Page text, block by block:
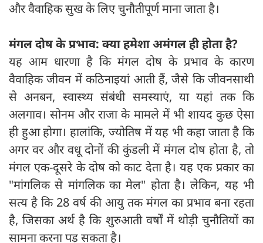
और वैवाहिक सुख के लिए चुनौतीपूर्ण माना जाता है।
मंगल दोष के प्रभाव: क्या हमेशा अमंगल ही होता है?
यह आम धारणा है कि मंगल दोष के प्रभाव के कारण
वैवाहिक जीवन में कठिनाइयां आती हैं, जैसे कि जीवनसाथी
से अनबन, स्वास्थ्य संबंधी समस्याएं, या यहां तक कि
अलगाव। सोनम और राजा के मामले में भी शायद कुछ ऐसा
ही हुआ होगा। हालांकि, ज्योतिष में यह भी कहा जाता है कि
अगर वर और वधू दोनों की कुंडली में मंगल दोष होता है, तो
मंगल एक-दूसरे के दोष को काट देता है। यह एक प्रकार का
"मांगलिक से मांगलिक का मेल" होता है। लेकिन, यह भी
सत्य है कि 28 वर्ष की आयु तक मंगल का प्रभाव बना रहता
है, जिसका अर्थ है कि शुरुआती वर्षों में थोड़ी चुनौतियों का
सामना करना पड़ सकता है।